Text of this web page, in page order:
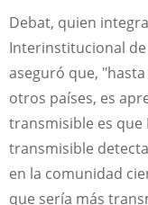
Debat, quien
Interinstitucional de
aseguró que,
otros países, es
transmisible es que
transmisible
en la comunidad
que sería más